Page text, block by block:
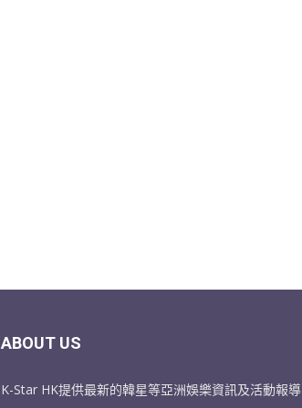
ABOUT US
K-Star HK提供最新的韓星等亞洲娛樂資訊及活動報導